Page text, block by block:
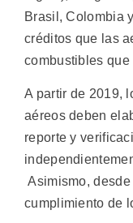
Brasil, Colombia
créditos que las
combustibles que
A partir de 2019,
aéreos deben
reporte y
Asimismo,
cumplimiento de